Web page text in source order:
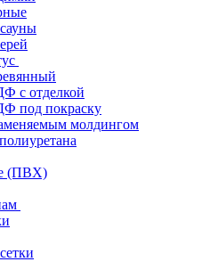
с отделкой
под покраску
молдингом
(ПВХ)